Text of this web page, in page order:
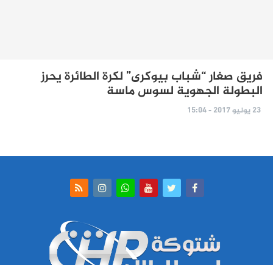
فريق صغار “شباب بيوكرى” لكرة الطائرة يحرز
البطولة الجهوية لسوس ماسة‎
23 يونيو 2017 - 15:04